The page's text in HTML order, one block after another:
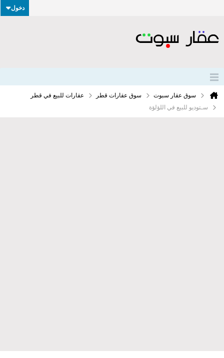
دخول
سوق عقار سبوت سوق عقارات قطر
عقارات للبيع في قطر
سـتوديو للبيع في اللؤلؤة